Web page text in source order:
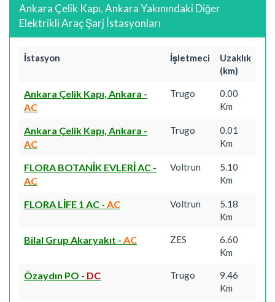
Ankara Çelik Kapı, Ankara Yakınındaki Diğer
Elektrikli Araç Şarj İstasyonları
İstasyon İşletmeci
Uzaklık
(km)
Ankara Çelik Kapı, Ankara -
AC
Trugo
0.00
Km
Ankara Çelik Kapı, Ankara -
AC
Trugo
0.01
Km
FLORA BOTANİK EVLERİ AC -
AC
Voltrun
5.10
Km
FLORA LİFE 1 AC - AC Voltrun
5.18
Km
Bilal Grup Akaryakıt - AC ZES
6.60
Km
Özaydın PO - DC Trugo
9.46
Km